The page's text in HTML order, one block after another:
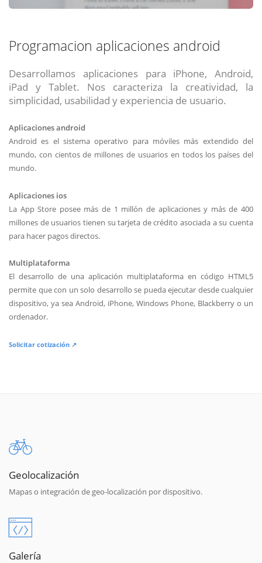
Programacion aplicaciones android
Desarrollamos aplicaciones para iPhone, Android,
iPad y Tablet. Nos caracteriza la creatividad, la
simplicidad, usabilidad y experiencia de usuario.
Aplicaciones android
Android es el sistema operativo para móviles más extendido del
mundo, con cientos de millones de usuarios en todos los países del
mundo.
Aplicaciones ios
La App Store posee más de 1 millón de aplicaciones y más de 400
millones de usuarios tienen su tarjeta de crédito asociada a su cuenta
para hacer pagos directos.
Multiplataforma
El desarrollo de una aplicación multiplataforma en código HTML5
permite que con un solo desarrollo se pueda ejecutar desde cualquier
dispositivo, ya sea Android, iPhone, Windows Phone, Blackberry o un
ordenador.
Solicitar cotización ↗
Geolocalización
Mapas o integración de geo-localización por dispositivo.
Galería